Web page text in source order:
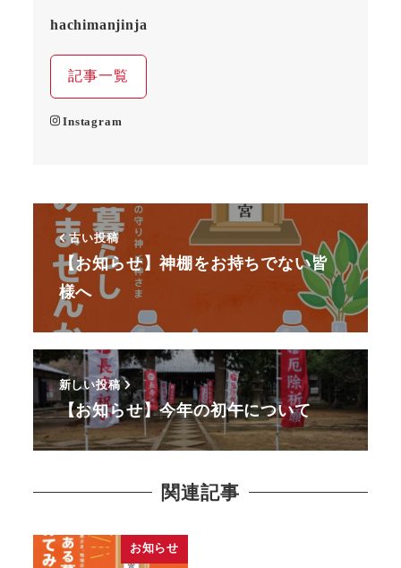
hachimanjinja
記事一覧
Instagram
古い投稿
【お知らせ】神棚をお持ちでない皆
様へ
新しい投稿
【お知らせ】今年の初午について
関連記事
お知らせ